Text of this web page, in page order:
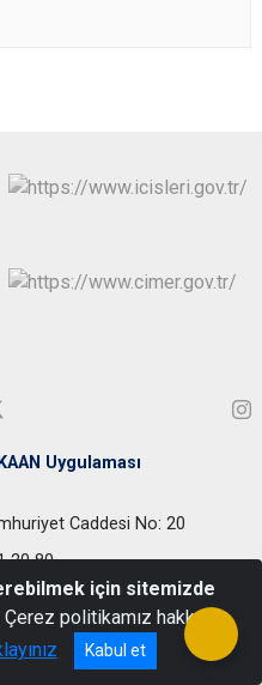
KAAN Uygulaması
Caddesi No: 20
20 80
için sitemizde
Çerez politikamız hakkında
Kabul et